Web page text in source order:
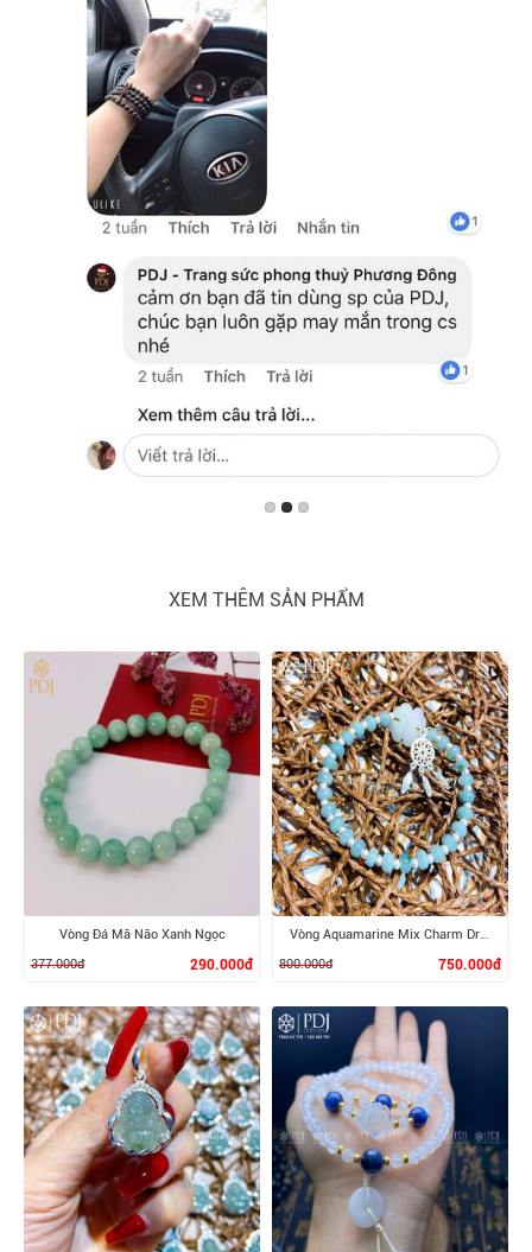
XEM THÊM SẢN PHẨM
XEM CHI TIẾT
Vòng Đá Mã Não Xanh Ngọc
377.000đ
290.000đ
XEM CHI TIẾT
Vòng Aquamarine Mix Charm Dreamcatcher Bạc
800.000đ
750.000đ